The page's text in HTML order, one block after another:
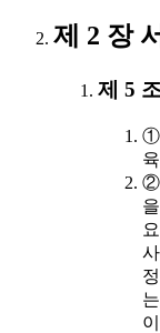
제 2 장
제 5
①
②